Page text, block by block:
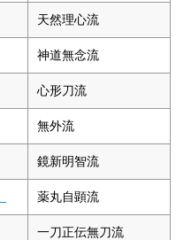
天然理心流
神道無念流
心形刀流
無外流
鏡新明智流
薬丸自顕流
一刀正伝無刀流